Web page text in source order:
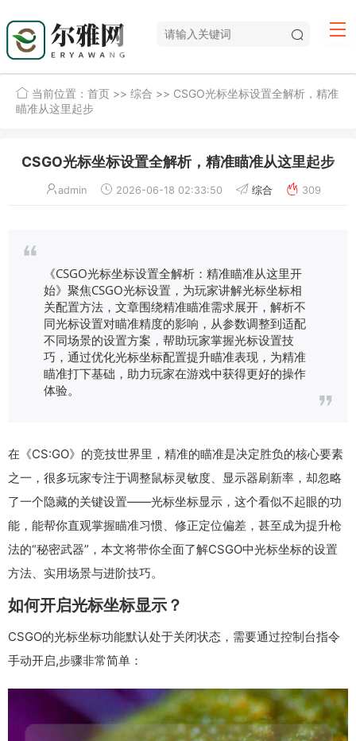
当前位置： 首页 >> 综合 >> CSGO光标坐标设置全解析，精准
瞄准从这里起步
CSGO光标坐标设置全解析，精准瞄准从这里起步
admin 2026-06-18 02:33:50 综合 309
《CSGO光标坐标设置全解析：精准瞄准从这里开
始》聚焦CSGO光标设置，为玩家讲解光标坐标相
关配置方法，文章围绕精准瞄准需求展开，解析不
同光标设置对瞄准精度的影响，从参数调整到适配
不同场景的设置方案，帮助玩家掌握光标设置技
巧，通过优化光标坐标配置提升瞄准表现，为精准
瞄准打下基础，助力玩家在游戏中获得更好的操作
体验。
在《CS:GO》的竞技世界里，精准的瞄准是决定胜负的核心要素
之一，很多玩家专注于调整鼠标灵敏度、显示器刷新率，却忽略
了一个隐藏的关键设置——光标坐标显示，这个看似不起眼的功
能，能帮你直观掌握瞄准习惯、修正定位偏差，甚至成为提升枪
法的“秘密武器”，本文将带你全面了解CSGO中光标坐标的设置
方法、实用场景与进阶技巧。
如何开启光标坐标显示？
CSGO的光标坐标功能默认处于关闭状态，需要通过控制台指令
手动开启,步骤非常简单：